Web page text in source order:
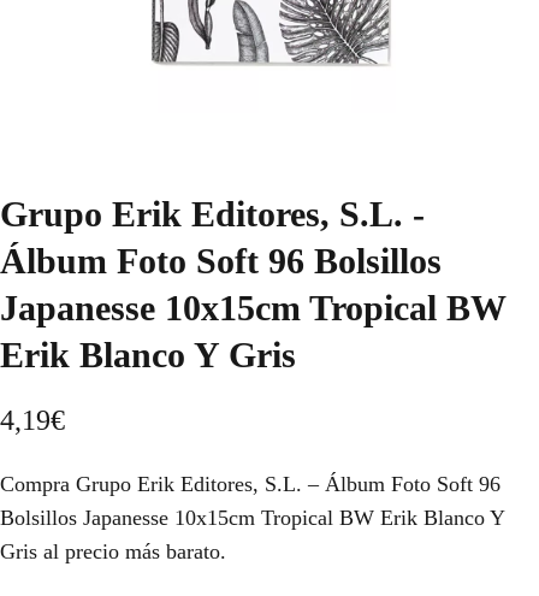
Grupo Erik Editores, S.L. -
Álbum Foto Soft 96 Bolsillos
Japanesse 10x15cm Tropical BW
Erik Blanco Y Gris
4,19€
Compra Grupo Erik Editores, S.L. – Álbum Foto Soft 96
Bolsillos Japanesse 10x15cm Tropical BW Erik Blanco Y
Gris al precio más barato.